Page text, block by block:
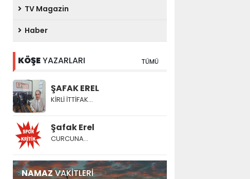
TV Magazin
Haber
KÖŞEYAZARLARI TÜMÜ
ŞAFAK EREL
KİRLİ İTTİFAK…
Şafak Erel
CURCUNA…
NAMAZVAKİTLERİ